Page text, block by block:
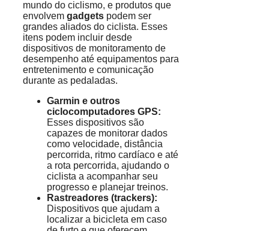
mundo do ciclismo, e produtos que
envolvem gadgets podem ser
grandes aliados do ciclista. Esses
itens podem incluir desde
dispositivos de monitoramento de
desempenho até equipamentos para
entretenimento e comunicação
durante as pedaladas.
Garmin e outros
ciclocomputadores GPS:
Esses dispositivos são
capazes de monitorar dados
como velocidade, distância
percorrida, ritmo cardíaco e até
a rota percorrida, ajudando o
ciclista a acompanhar seu
progresso e planejar treinos.
Rastreadores (trackers):
Dispositivos que ajudam a
localizar a bicicleta em caso